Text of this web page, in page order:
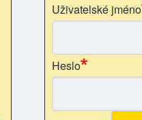
Uživatelské jméno
Heslo